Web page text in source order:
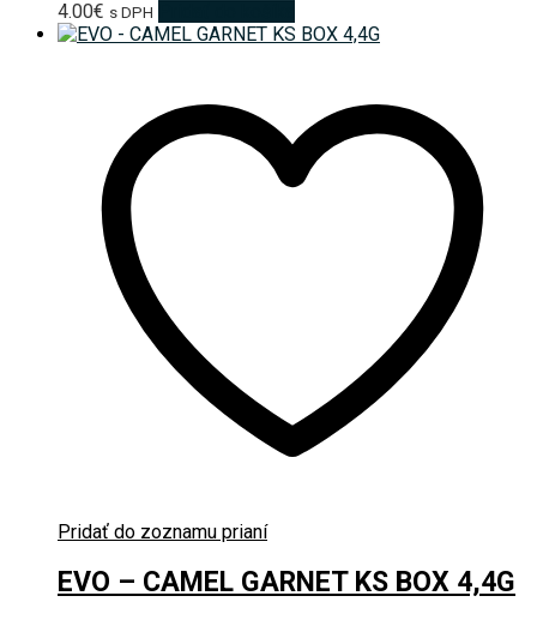
4.00€ s DPH
Pridať do zoznamu prianí
EVO – CAMEL GARNET KS BOX 4,4G